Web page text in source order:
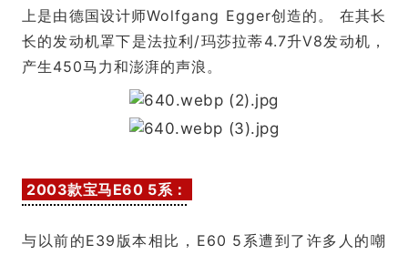
上是由德国设计师Wolfgang Egger创造的。 在其长
长的发动机罩下是法拉利/玛莎拉蒂4.7升V8发动机，
产生450马力和澎湃的声浪。
2003款宝马E60 5系：
与以前的E39版本相比，E60 5系遭到了许多人的嘲